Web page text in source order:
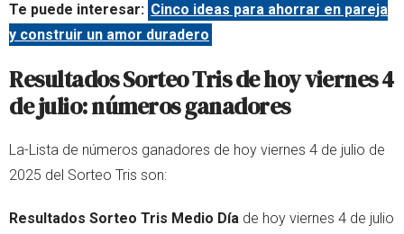
Te puede interesar: Cinco ideas para ahorrar en pareja
y construir un amor duradero
Resultados Sorteo Tris de hoy viernes 4
de julio: números ganadores
La-Lista de números ganadores de hoy viernes 4 de julio de
2025 del Sorteo Tris son:
Resultados Sorteo Tris Medio Día de hoy viernes 4 de julio